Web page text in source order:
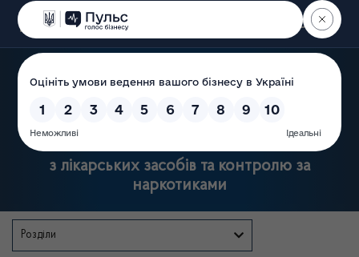
Пошук
Державна служба України
з лікарських засобів та контролю за
наркотиками
Розділи